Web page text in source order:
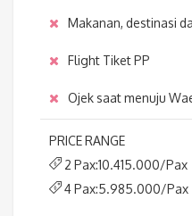
Makanan, destinasi
Flight Tiket PP
Ojek saat menuju
PRICE RANGE
2 Pax:10.415.000/Pax
4 Pax:5.985.000/Pax